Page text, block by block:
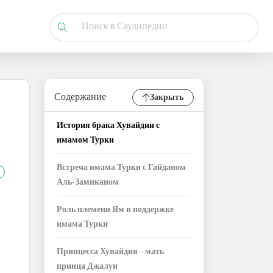
Содержание Закрыть
История брака Хувайдии с
имамом Турки
Встреча имама Турки с Гайданом
Аль-Замиканом
Роль племени Ям в поддержке
имама Турки
Принцесса Хувайдия – мать
принца Джалуи